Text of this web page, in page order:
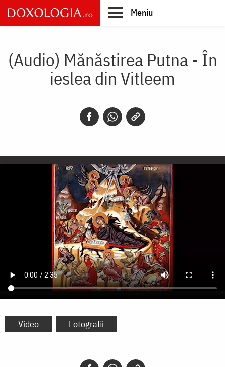
Skip
to
main
Meniu
(Audio) Mănăstirea Putna - În
ieslea din Vitleem
Video Fotografii